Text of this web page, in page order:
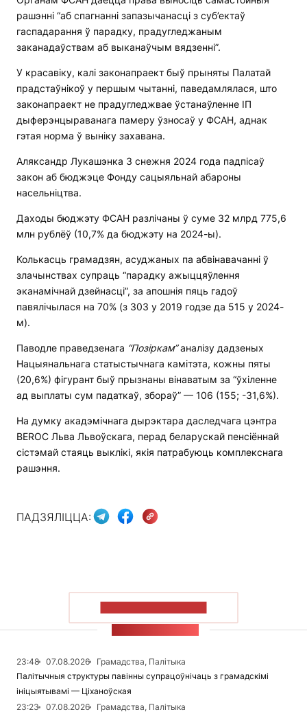
рашэнні “аб спагнанні запазычанасці з суб’ектаў
гаспадарання ў парадку, прадугледжаным
заканадаўствам аб выканаўчым вядзенні”.
У красавіку, калі законапраект быў прыняты Палатай
прадстаўнікоў у першым чытанні, паведамлялася, што
законапраект не прадугледжвае ўстанаўленне ІП
дыферэнцыраванага памеру ўзносаў у ФСАН, аднак
гэтая норма ў выніку захавана.
Аляксандр Лукашэнка 3 снежня 2024 года падпісаў
закон аб бюджэце Фонду сацыяльнай абароны
насельніцтва.
Даходы бюджэту ФСАН разлічаны ў суме 32 млрд 775,6
млн рублёў (10,7% да бюджэту на 2024-ы).
Колькасць грамадзян, асуджаных па абвінавачанні ў
злачынствах супраць “парадку ажыццяўлення
эканамічнай дзейнасці”, за апошнія пяць гадоў
павялічылася на 70% (з 303 у 2019 годзе да 515 у 2024-
м).
Паводле праведзенага “Позіркам”аналізу дадзеных
Нацыянальнага статыстычнага камітэта, кожны пяты
(20,6%) фігурант быў прызнаны вінаватым за “ўхіленне
ад выплаты сум падаткаў, збораў” — 106 (155; -31,6%).
На думку акадэмічнага дырэктара даследчага цэнтра
BEROC Льва Львоўскага, перад беларускай пенсіённай
сістэмай стаяць выклікі, якія патрабуюць комплекснага
рашэння.
ПАДЗЯЛІЦЦА:
23:48 07.08.2026
Грамадства, Палітыка
Палітычныя структуры павінны супрацоўнічаць з грамадскімі
ініцыятывамі — Ціханоўская
23:23
07.08.2026 Грамадства, Палітыка